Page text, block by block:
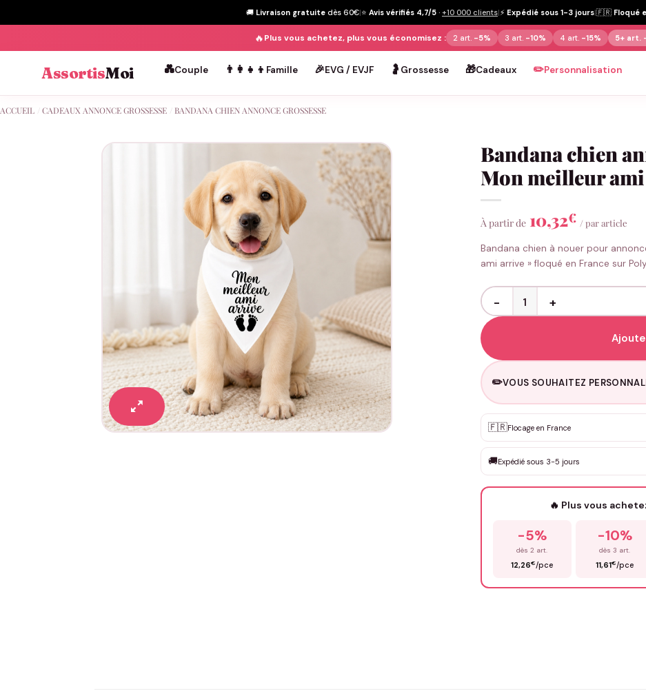
🚚 Livraison gratuite dès 60€|⭐ Avis vérifiés 4,7/5 · +10 000 clients|⚡ Expédié sous 1-3 jours|🇫🇷 Floqué
🔥Plus vous achetez, plus vous économisez : 2 art. -5% 3 art. -10% 4 art. -15% 5+ art.
AssortisMoi 💑Couple 👨‍👩‍👧‍👦 Famille 🎉EVG / EVJF 🤰 Grossesse 🎁Cadeaux ✏️Personnalisation
ACCUEIL CADEAUX ANNONCE GROSSESSE BANDANA CHIEN ANNONCE GROSSESSE
Bandana chien
Mon meilleur
À partir de 10,32€ / par article
Bandana chien à nouer pour
ami arrive » floqué en France sur
quantité de Bandana chien
✏️VOUS SOUHAITEZ
✨ Personnalisation sur mesure
DEVIS GRATUIT · Personnalisation
Que souhaitez-vous ?*
Prénom*
Précisions (optionnel)
🇫🇷Flocage en France
🚚Expédié sous 3-5 jours
🔥 Plus vous
-5%
dès 2 art.
12,26€/pce
-10%
dès 3 art.
11,61€/pce